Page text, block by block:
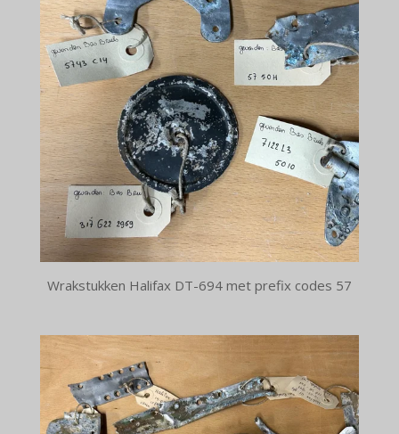
Wrakstukken Halifax DT-694 met prefix codes 57